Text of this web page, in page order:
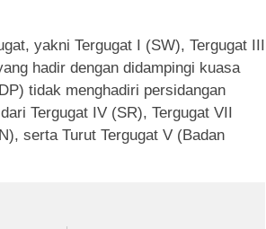
yakni Tergugat I (SW), Tergugat III
hadir dengan didampingi kuasa
tidak menghadiri persidangan
Tergugat IV (SR), Tergugat VII
serta Turut Tergugat V (Badan